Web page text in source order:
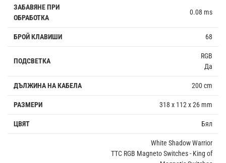
ЗАБАВЯНЕ ПРИ
ОБРАБОТКА
0.08 ms
БРОЙ КЛАВИШИ 68
ПОДСВЕТКА
RGB
Да
ДЪЛЖИНА НА КАБЕЛА 200 cm
РАЗМЕРИ 318 x 112 x 26 mm
ЦВЯТ Бял
White Shadow Warrior
TTC RGB Magneto Switches - King of